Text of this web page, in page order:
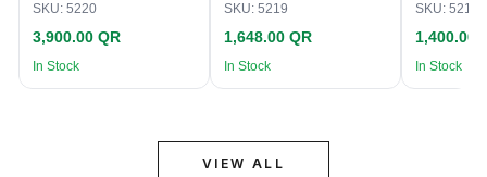
SKU: 5220
3,900.00 QR
In Stock
SKU: 5219
1,648.00 QR
In Stock
SKU: 5218
1,400.00
In Stock
VIEW ALL